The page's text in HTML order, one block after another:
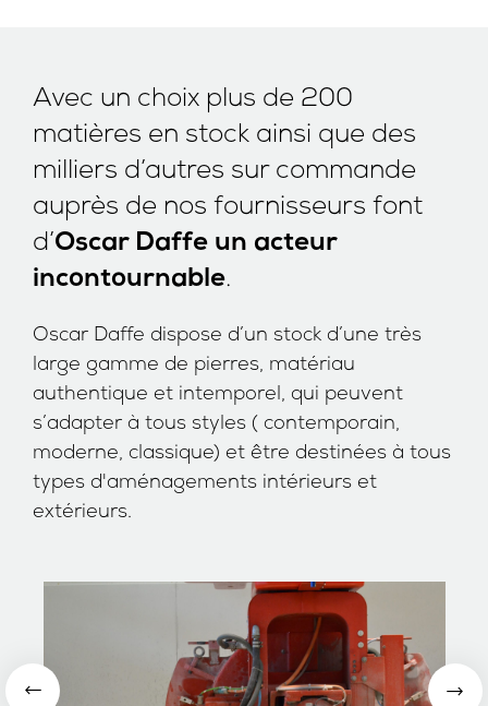
Avec un choix plus de 200
matières en stock ainsi que des
milliers d’autres sur commande
auprès de nos fournisseurs font
d’Oscar Daffe un acteur
incontournable.
Oscar Daffe dispose d’un stock d’une très
large gamme de pierres, matériau
authentique et intemporel, qui peuvent
s’adapter à tous styles ( contemporain,
moderne, classique) et être destinées à tous
types d'aménagements intérieurs et
extérieurs.